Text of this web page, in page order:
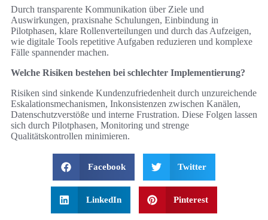
Durch transparente Kommunikation über Ziele und
Auswirkungen, praxisnahe Schulungen, Einbindung in
Pilotphasen, klare Rollenverteilungen und durch das Aufzeigen,
wie digitale Tools repetitive Aufgaben reduzieren und komplexe
Fälle spannender machen.
Welche Risiken bestehen bei schlechter Implementierung?
Risiken sind sinkende Kundenzufriedenheit durch unzureichende
Eskalationsmechanismen, Inkonsistenzen zwischen Kanälen,
Datenschutzverstöße und interne Frustration. Diese Folgen lassen
sich durch Pilotphasen, Monitoring und strenge
Qualitätskontrollen minimieren.
Facebook Twitter
LinkedIn Pinterest